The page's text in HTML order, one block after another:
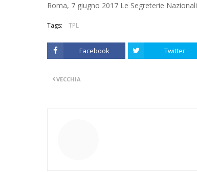
Roma, 7 giugno 2017 Le Segreterie Nazionali
Tags: TPL
Facebook Twitter
VECCHIA